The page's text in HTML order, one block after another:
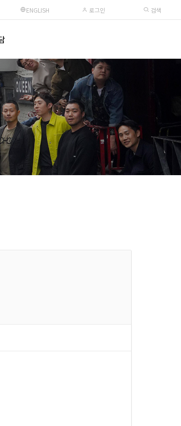
ENGLISH 로그인 검색